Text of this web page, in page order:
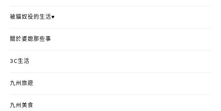
被貓奴役的生活♥
關於婆媳那些事
3C生活
九州旅遊
九州美食